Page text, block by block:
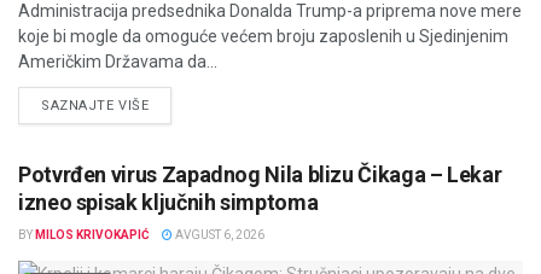
Administracija predsednika Donalda Trump-a priprema nove mere
koje bi mogle da omoguće većem broju zaposlenih u Sjedinjenim
Američkim Državama da...
SAZNAJTE VIŠEDETAILS
Potvrđen virus Zapadnog Nila blizu Čikaga – Lekar
izneo spisak ključnih simptoma
BY MILOS KRIVOKAPIĆ AVGUST 6, 2026